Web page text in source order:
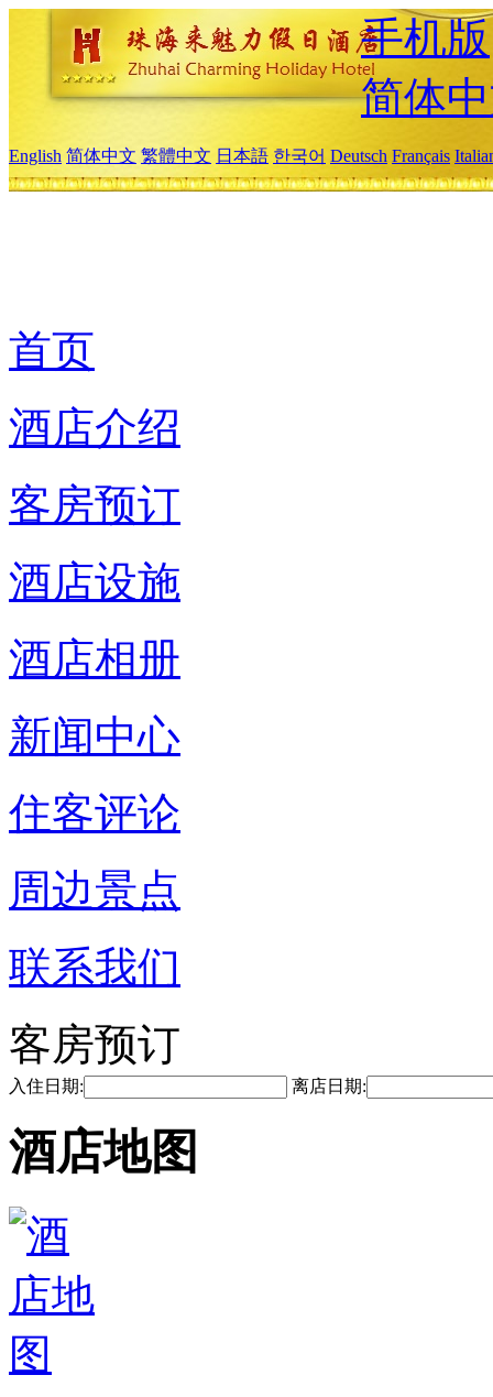
手机版
简体
English 简体中文 繁體中文 日本語 한국어 Deutsch Français
首页
酒店介绍
客房预订
酒店设施
酒店相册
新闻中心
住客评论
周边景点
联系我们
客房预订
入住日期: 离店日期:
酒店地图